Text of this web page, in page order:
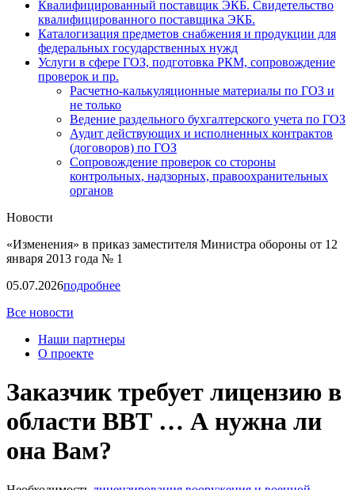
Квалифицированный поставщик ЭКБ. Свидетельство
квалифицированного поставщика ЭКБ.
Каталогизация предметов снабжения и продукции для
федеральных государственных нужд
Услуги в сфере ГОЗ, подготовка РКМ, сопровождение
проверок и пр.
Расчетно-калькуляционные материалы по ГОЗ и
не только
Ведение раздельного бухгалтерского учета по ГОЗ
Аудит действующих и исполненных контрактов
(договоров) по ГОЗ
Cопровождение проверок со стороны
контрольных, надзорных, правоохранительных
органов
Новости
«Изменения» в приказ заместителя Министра обороны от 12
января 2013 года № 1
05.07.2026подробнее
Все новости
Наши партнеры
О проекте
Заказчик требует лицензию в
области ВВТ … А нужна ли
она Вам?